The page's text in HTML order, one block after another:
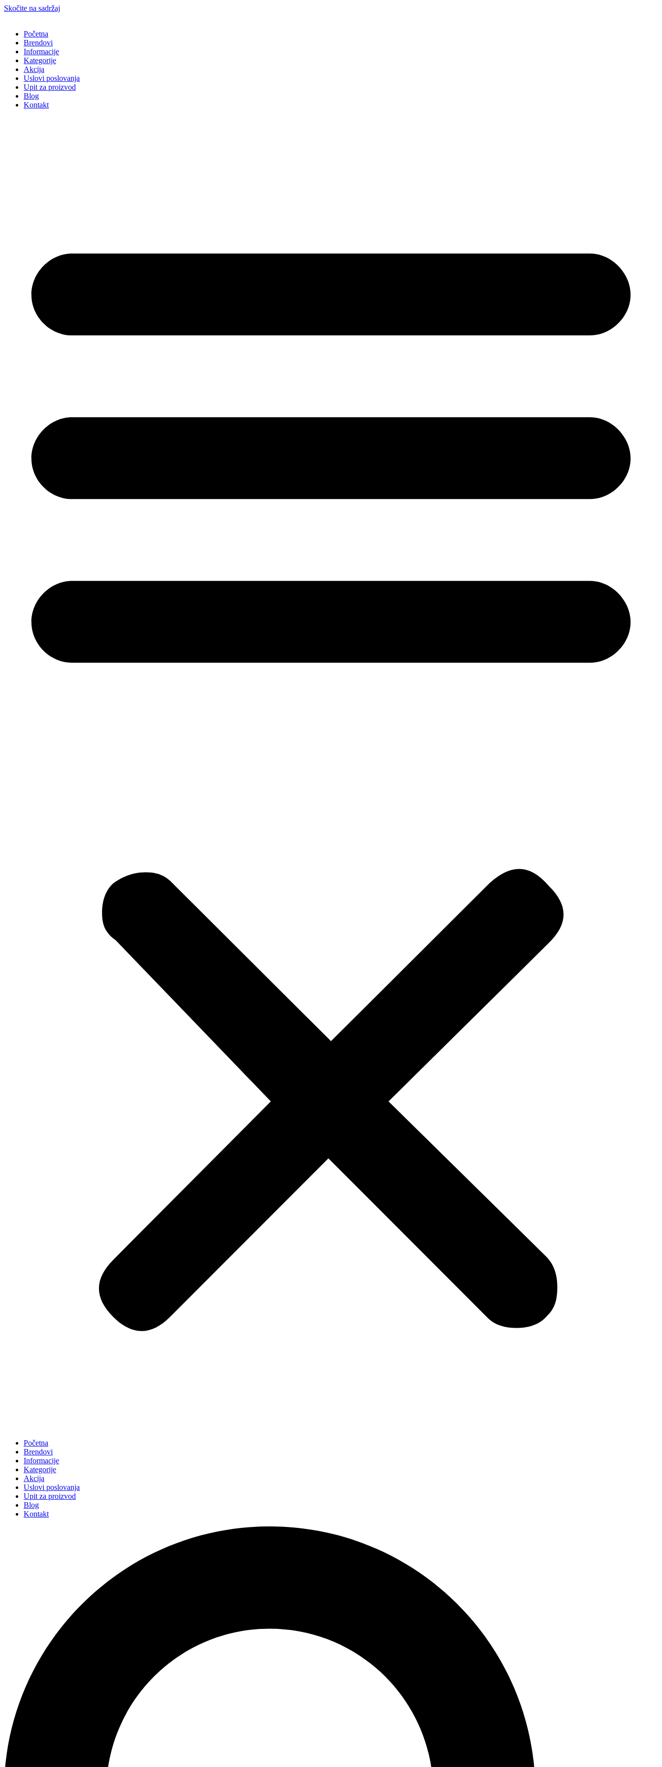
Skočite na sadržaj
Početna
Brendovi
Informacije
Kategorije
Akcija
Uslovi poslovanja
Upit za proizvod
Blog
Kontakt
Početna
Brendovi
Informacije
Kategorije
Akcija
Uslovi poslovanja
Upit za proizvod
Blog
Kontakt